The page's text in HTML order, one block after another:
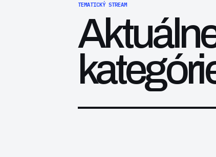
TEMATICKÝ STREAM